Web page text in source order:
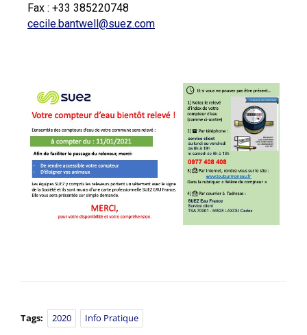
Fax : +33 385220748
cecile.bantwell@suez.com
Tags: 2020 Info Pratique